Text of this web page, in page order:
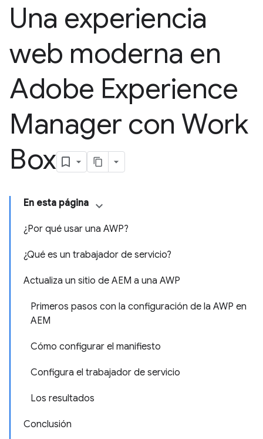
Una experiencia
web moderna en
Adobe Experience
Manager con Work
Box
En esta página
¿Por qué usar una AWP?
¿Qué es un trabajador de servicio?
Actualiza un sitio de AEM a una AWP
Primeros pasos con la configuración de la AWP en
AEM
Cómo configurar el manifiesto
Configura el trabajador de servicio
Los resultados
Conclusión